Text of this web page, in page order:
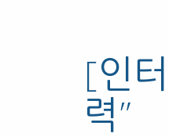
[인
력”